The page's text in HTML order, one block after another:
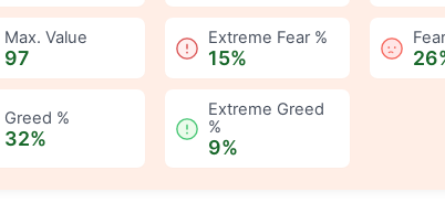
Max. Value
:
97
Extreme Fear %
:
15%
:
Greed %
:
32%
Extreme Greed
%
:
9%